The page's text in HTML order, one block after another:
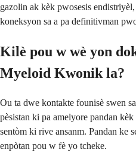
gazolin ak kèk pwosesis
koneksyon sa a pa definitivman
Kilè pou w wè yon
Myeloid Kwonik la?
Ou ta dwe kontakte founisè swen
pèsistan ki pa amelyore pandan
sentòm ki rive ansanm. Pandan ke
enpòtan pou w fè yo tcheke.